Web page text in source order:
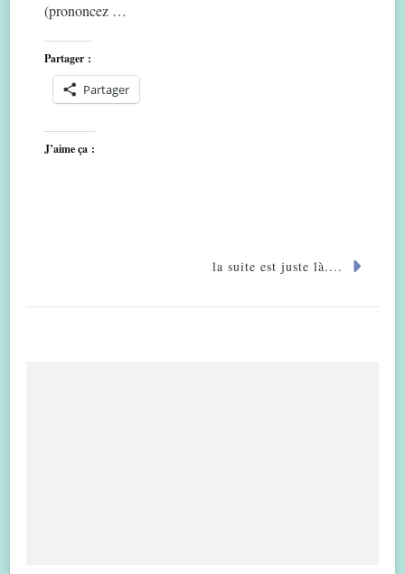
(prononcez …
Partager :
Partager
J’aime ça :
la suite est juste là....